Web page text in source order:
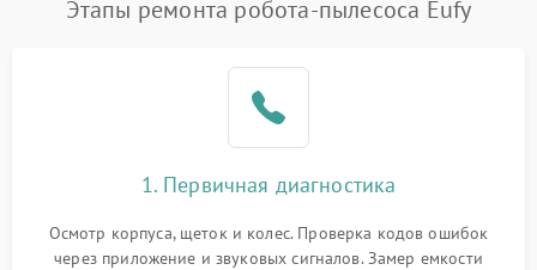
Этапы ремонта робота-пылесоса Eufy
1. Первичная диагностика
Осмотр корпуса, щеток и колес. Проверка кодов ошибок
через приложение и звуковых сигналов. Замер емкости